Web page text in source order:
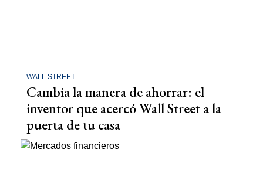
WALL STREET
Cambia la manera de ahorrar: el
inventor que acercó Wall Street a la
puerta de tu casa